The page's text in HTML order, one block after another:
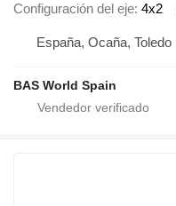
Configuración del eje 4x2
España, Ocaña, Toledo
BAS World Spain